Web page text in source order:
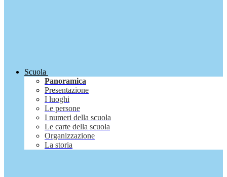
Scuola
Panoramica
Presentazione
I luoghi
Le persone
I numeri della scuola
Le carte della scuola
Organizzazione
La storia